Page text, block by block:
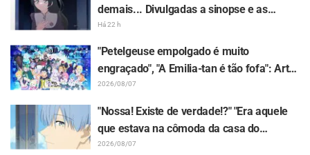
demais... Divulgadas a sinopse e as
imagens prévias do episódio 8 do anime
"BanG Dream! Yume∞Mita"
Há 22 h
"Petelgeuse empolgado é muito
engraçado", "A Emilia-tan é tão fofa": Arte
comemorativa dos 10 anos do anime de
"Re:ZERO" gera grande repercussão
2026/08/07
"Nossa! Existe de verdade!?" "Era aquele
que estava na cômoda da casa do
Himmel?" Publicação do "chifre do dragão
2026/08/07